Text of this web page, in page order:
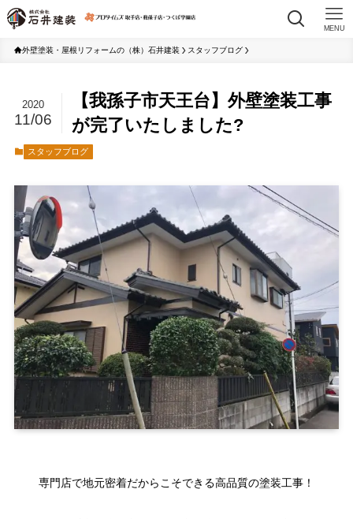
MENU
外壁塗装・屋根リフォームの（株）石井建装 スタッフブログ
【我孫子市天王台】外壁塗装工事
が完了いたしました?
2020
11/06
スタッフブログ
専門店で地元密着だからこそできる高品質の塗装工事！